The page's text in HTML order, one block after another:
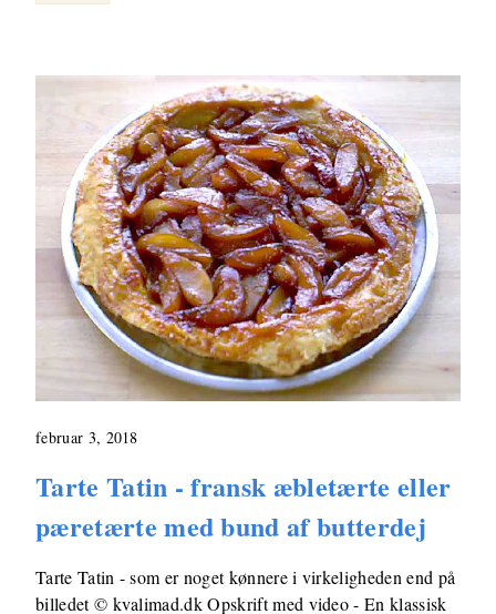
februar 3, 2018
Tarte Tatin - fransk æbletærte eller
pæretærte med bund af butterdej
Tarte Tatin - som er noget kønnere i virkeligheden end på
billedet © kvalimad.dk Opskrift med video - En klassisk